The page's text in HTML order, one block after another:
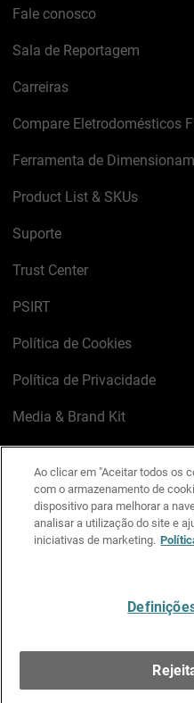
Fale conosco
Sala de Reportagem
Carreiras
Compare Eletrodomésticos
Ferramenta de
Product List & SKUs
Suporte
Trust Center
PSIRT
Política de Cookies
Política de Privacidade
Media & Brand Kit
LinkedIn
X FacebookInstagram
Ao clicar em "Aceitar todos os
com o armazenamento de
dispositivo para melhorar a
analisar a utilização do site e
iniciativas de marketing.